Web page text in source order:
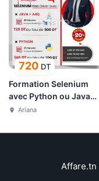
720 DT
Formation Selenium
avec Python ou Java
A4QAriana
Affare.tn